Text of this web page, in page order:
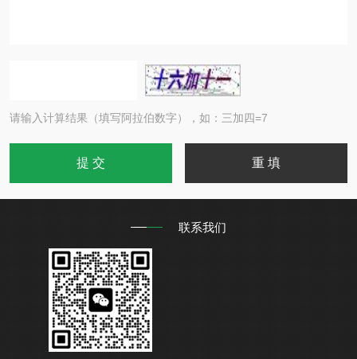
请输入计算结果（填写阿拉伯数字），如：三加四=7
联系我们